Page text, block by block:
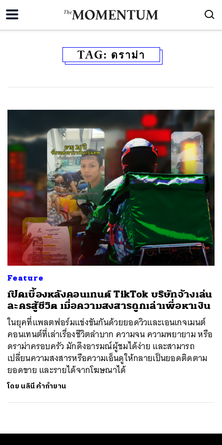
TAG: ดราม่า
Feature
เปิดเบื้องหลังคอนเทนต์ TikTok บริษัทจ้างเล่น
ละครสู้ชีวิต เมื่อความสงสารถูกเล่าเพื่อหาเงิน
ในยุคที่แพลตฟอร์มแข่งขันกันด้วยยอดวิวและเอนเกจเมนต์
คอนเทนต์ที่เล่าเรื่องชีวิตลำบาก ความจน ความพยายาม หรือ
ดราม่าครอบครัว มักดึงอารมณ์ผู้ชมได้ง่าย และสามารถ
เปลี่ยนความสงสารหรือความเอ็นดูให้กลายเป็นยอดติดตาม
ยอดขาย และรายได้จากโฆษณาได้
โดย นลินี ค้ากำยาน
ค้นหา
SHARE TWEET LINE EMAIL